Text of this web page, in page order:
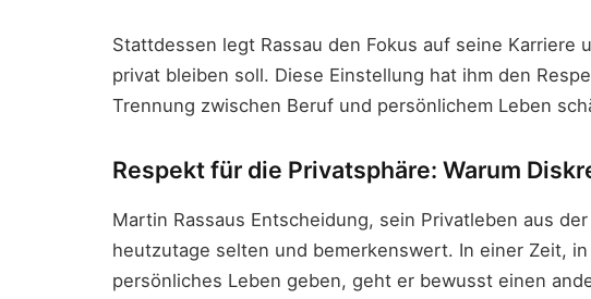
Stattdessen legt Rassau den Fokus auf seine Karriere
privat bleiben soll. Diese Einstellung hat ihm den
Trennung zwischen Beruf und persönlichem Leben
Respekt für die Privatsphäre: Warum
Martin Rassaus Entscheidung, sein Privatleben aus
heutzutage selten und bemerkenswert. In einer Zeit,
persönliches Leben geben, geht er bewusst einen